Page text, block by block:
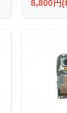
8,800円(